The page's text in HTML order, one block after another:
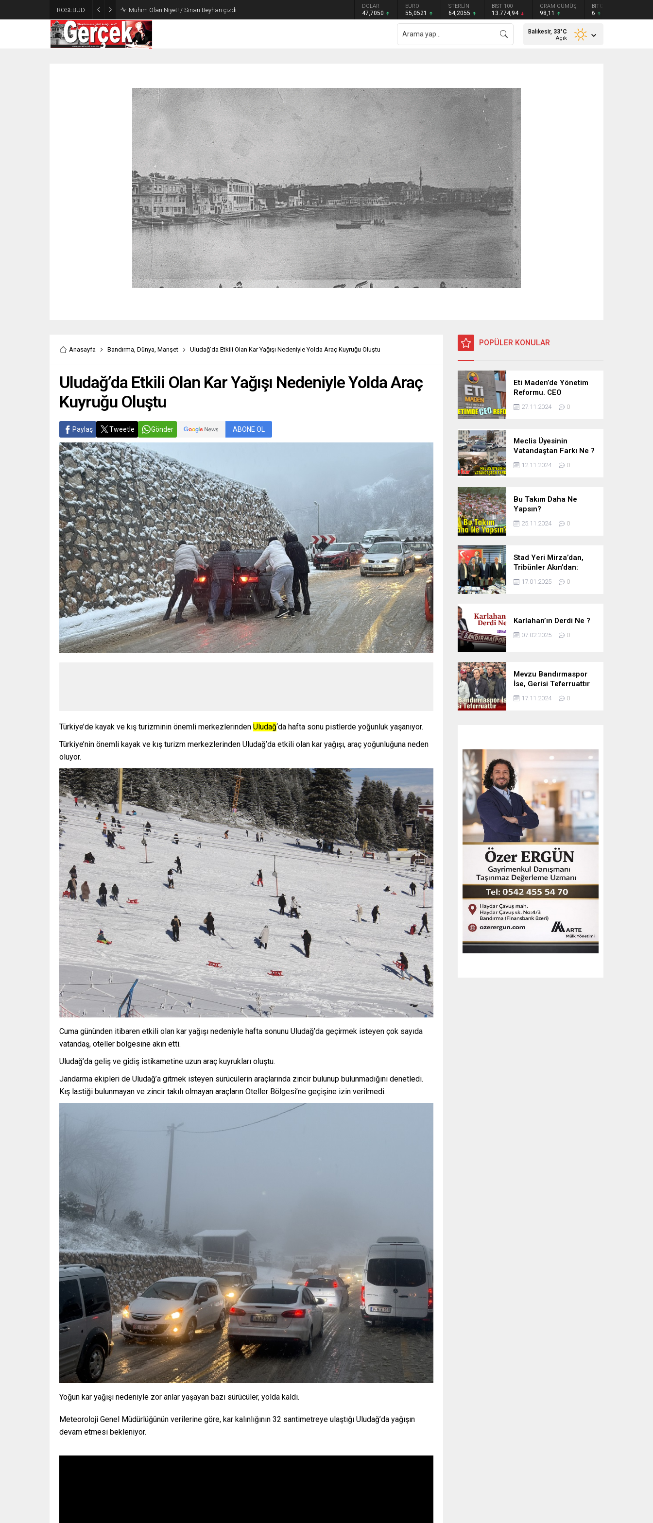
ROSEBUD Muhim Olan Niyet! / Sinan Beyhan çizdi DOLAR
47,7050
EURO
55,0521
STERLİN
64,2055
BIST 100
13.774,94
GRAM GÜMÜŞ
98,11
BITCOIN
₺
Balıkesir, 33°C
Açık
Anasayfa Bandırma, Dünya, Manşet Uludağ’da Etkili Olan Kar Yağışı Nedeniyle Yolda Araç Kuyruğu Oluştu
Uludağ’da Etkili Olan Kar Yağışı Nedeniyle Yolda Araç
Kuyruğu Oluştu
Paylaş Tweetle Gönder ABONE OL
Türkiye’de kayak ve kış turizminin önemli merkezlerinden Uludağ‘da hafta sonu pistlerde yoğunluk yaşanıyor.
Türkiye’nin önemli kayak ve kış turizm merkezlerinden Uludağ’da etkili olan kar yağışı, araç yoğunluğuna neden
oluyor.
Cuma gününden itibaren etkili olan kar yağışı nedeniyle hafta sonunu Uludağ’da geçirmek isteyen çok sayıda
vatandaş, oteller bölgesine akın etti.
Uludağ’da geliş ve gidiş istikametine uzun araç kuyrukları oluştu.
Jandarma ekipleri de Uludağ’a gitmek isteyen sürücülerin araçlarında zincir bulunup bulunmadığını denetledi.
Kış lastiği bulunmayan ve zincir takılı olmayan araçların Oteller Bölgesi’ne geçişine izin verilmedi.
Yoğun kar yağışı nedeniyle zor anlar yaşayan bazı sürücüler, yolda kaldı.
Meteoroloji Genel Müdürlüğünün verilerine göre, kar kalınlığının 32 santimetreye ulaştığı Uludağ’da yağışın
devam etmesi bekleniyor.
POPÜLER KONULAR
Eti Maden’de Yönetim
Reformu. CEO
Modeli’nde Kadro /
Taşeron İşçilik Ayrımı
27.11.2024 0
Meclis Üyesinin
Vatandaştan Farkı Ne ?
12.11.2024 0
Bu Takım Daha Ne
Yapsın?
25.11.2024 0
Stad Yeri Mirza’dan,
Tribünler Akın’dan:
Geriye Bakanlık Kaldı.
17.01.2025 0
Karlahan’ın Derdi Ne ?
07.02.2025 0
Mevzu Bandırmaspor
İse, Gerisi Teferruattır
17.11.2024 0